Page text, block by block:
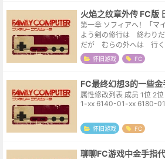
火焰之纹章外传 FC版
第一章 ソフィアへ！「
よう剣の修行は 終わり
だが むらの外へは 行
が うろついてるからな
－ 将軍が ついにクーデ
怀旧游戏 FC
FC最终幻想3的一些金
属性修改列表 成员 1位 2位 3位 4位 职业(*见下) 6100-0
怀旧游戏 FC
聊聊FC游戏中金手指